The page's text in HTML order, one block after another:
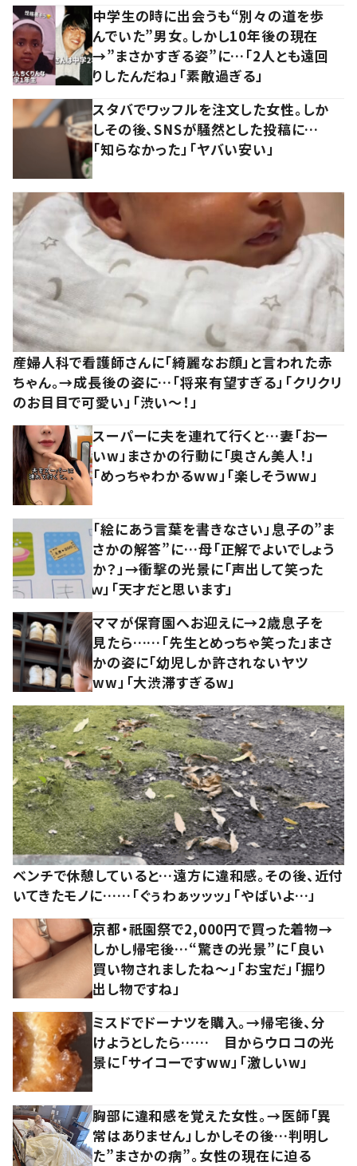
中学生の時に出会うも“別々の道を歩
んでいた”男女。しかし10年後の現在
→”まさかすぎる姿”に…「2人とも遠回
りしたんだね」「素敵過ぎる」
スタバでワッフルを注文した女性。しか
しその後、SNSが騒然とした投稿に…
「知らなかった」「ヤバい安い」
産婦人科で看護師さんに「綺麗なお顔」と言われた赤
ちゃん。→成長後の姿に…「将来有望すぎる」「クリクリ
のお目目で可愛い」「渋い～！」
スーパーに夫を連れて行くと…妻「おー
いw」まさかの行動に「奥さん美人！」
「めっちゃわかるww」「楽しそうww」
「絵にあう言葉を書きなさい」息子の”ま
さかの解答”に…母「正解でよいでしょう
か？」→衝撃の光景に「声出して笑った
ｗ」「天才だと思います」
ママが保育園へお迎えに→2歳息子を
見たら……「先生とめっちゃ笑った」まさ
かの姿に「幼児しか許されないヤツ
ww」「大渋滞すぎるw」
ベンチで休憩していると…遠方に違和感。その後、近付
いてきたモノに……「ぐぅわぁッッッ」「やばいよ…」
京都・祇園祭で2,000円で買った着物→
しかし帰宅後…“驚きの光景”に「良い
買い物されましたね～」「お宝だ」「掘り
出し物ですね」
ミスドでドーナツを購入。→帰宅後、分
けようとしたら…… 目からウロコの光
景に「サイコーですww」「激しいw」
胸部に違和感を覚えた女性。→医師「異
常はありません」しかしその後…判明し
た”まさかの病”。女性の現在に迫る